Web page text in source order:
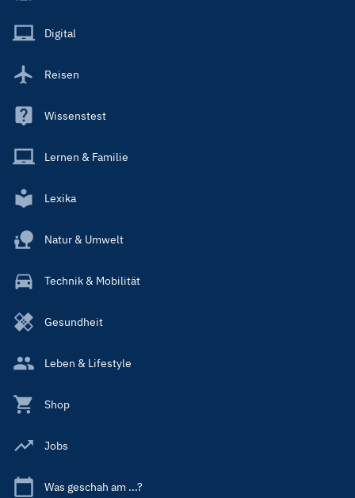
Main
Digital
Reisen
Wissenstest
Lernen & Familie
Lexika
Natur & Umwelt
Technik & Mobilität
Gesundheit
Leben & Lifestyle
Shop
Jobs
Was geschah am ...?